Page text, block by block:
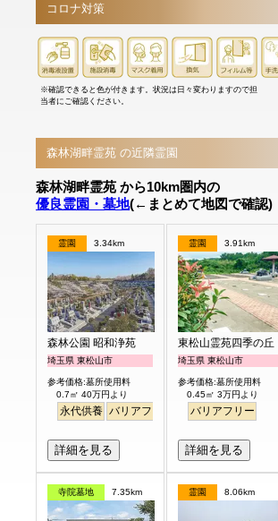
コロナ対策
※確認できると色が付きます。状況は日々変わりますので担
当者にご確認ください。
森林湖畔霊苑 の近隣霊園
森林湖畔霊苑 から10km圏内の
優良霊園・墓地(←まとめて地図で確認)
霊園 3.34km
森林公園 昭和浄苑
埼玉県 東松山市
参考価格:墓所使用料
0.7㎡ 40万円より
永代供養 バリアフリー
詳細を見る
霊園 3.91km
東松山霊苑四季の丘
埼玉県 東松山市
参考価格:墓所使用料
0.45㎡ 3万円より
バリアフリー
詳細を見る
寺院墓地 7.35km 霊園 8.06km